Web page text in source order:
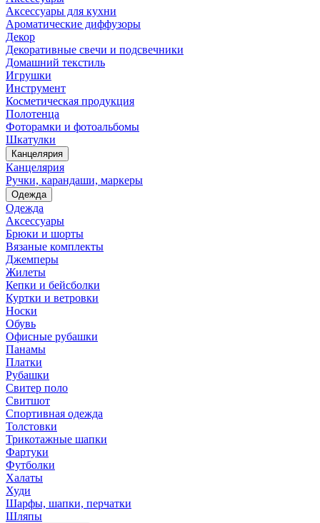
Аксессуары для кухни
Ароматические диффузоры
Декор
Декоративные свечи и подсвечники
Домашний текстиль
Игрушки
Инструмент
Косметическая продукция
Полотенца
Фоторамки и фотоальбомы
Шкатулки
Канцелярия
Канцелярия
Ручки, карандаши, маркеры
Одежда
Одежда
Аксессуары
Брюки и шорты
Вязаные комплекты
Джемперы
Жилеты
Кепки и бейсболки
Куртки и ветровки
Носки
Обувь
Офисные рубашки
Панамы
Платки
Рубашки
Свитер поло
Свитшот
Спортивная одежда
Толстовки
Трикотажные шапки
Фартуки
Футболки
Халаты
Худи
Шарфы, шапки, перчатки
Шляпы